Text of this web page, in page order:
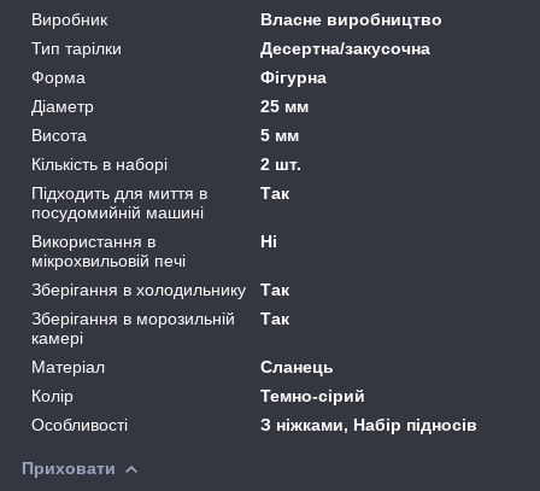
Виробник
Власне виробництво
Тип тарілки
Десертна/закусочна
Форма
Фігурна
Діаметр
25 мм
Висота
5 мм
Кількість в наборі
2 шт.
Підходить для миття в
посудомийній машині
Так
Використання в
мікрохвильовій печі
Ні
Зберігання в холодильнику
Так
Зберігання в морозильній
камері
Так
Матеріал
Сланець
Колір
Темно-сірий
Особливості
З ніжками, Набір підносів
Приховати